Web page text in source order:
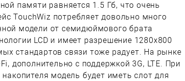
памяти равняется 1.5 Гб, что очень
TouchWiz потребляет довольно много
модели от семидюймового брата
LCD и имеет разрешение 1280х800
стандартов связи тоже радует. На рынке
дополнительно с поддержкой 3G, LTE. При
модель будет иметь слот для